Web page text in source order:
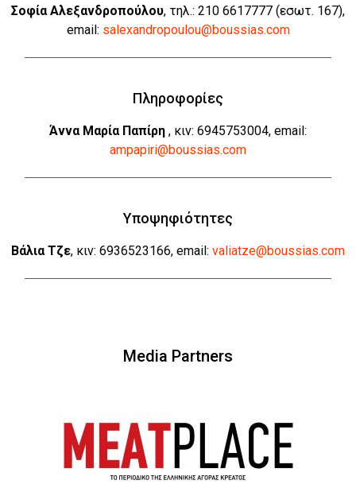
Σοφία Αλεξανδροπούλου, τηλ.: 210 6617777 (εσωτ. 167),
email: salexandropoulou@boussias.com
Πληροφορίες
Άννα Μαρία Παπίρη , κιν: 6945753004, email:
ampapiri@boussias.com
Υποψηφιότητες
Βάλια Τζε, κιν: 6936523166, email: valiatze@boussias.com
Media Partners